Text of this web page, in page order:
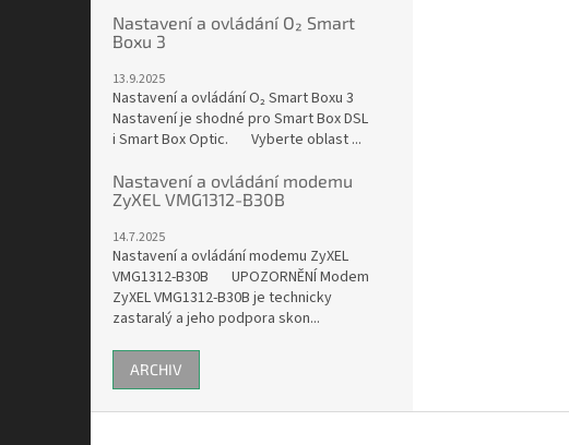
Nastavení a ovládání O₂ Smart
Boxu 3
13.9.2025
Nastavení a ovládání O₂ Smart Boxu 3
Nastavení je shodné pro Smart Box DSL
i Smart Box Optic. Vyberte oblast ...
Nastavení a ovládání modemu
ZyXEL VMG1312-B30B
14.7.2025
Nastavení a ovládání modemu ZyXEL
VMG1312-B30B UPOZORNĚNÍ Modem
ZyXEL VMG1312-B30B je technicky
zastaralý a jeho podpora skon...
ARCHIV